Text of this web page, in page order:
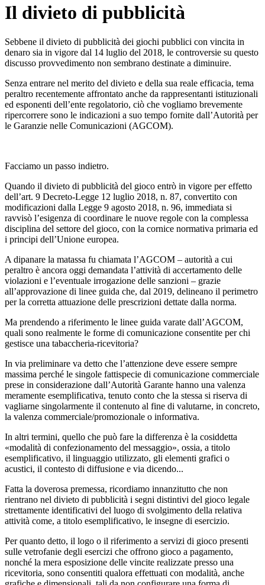
Il divieto di pubblicità
Sebbene il divieto di pubblicità dei giochi pubblici con vincita in
denaro sia in vigore dal 14 luglio del 2018, le controversie su questo
discusso provvedimento non sembrano destinate a diminuire.
Senza entrare nel merito del divieto e della sua reale efficacia, tema
peraltro recentemente affrontato anche da rappresentanti istituzionali
ed esponenti dell’ente regolatorio, ciò che vogliamo brevemente
ripercorrere sono le indicazioni a suo tempo fornite dall’Autorità per
le Garanzie nelle Comunicazioni (AGCOM).
Facciamo un passo indietro.
Quando il divieto di pubblicità del gioco entrò in vigore per effetto
dell’art. 9 Decreto-Legge 12 luglio 2018, n. 87, convertito con
modificazioni dalla Legge 9 agosto 2018, n. 96, immediata si
ravvisò l’esigenza di coordinare le nuove regole con la complessa
disciplina del settore del gioco, con la cornice normativa primaria ed
i principi dell’Unione europea.
A dipanare la matassa fu chiamata l’AGCOM – autorità a cui
peraltro è ancora oggi demandata l’attività di accertamento delle
violazioni e l’eventuale irrogazione delle sanzioni – grazie
all’approvazione di linee guida che, dal 2019, delineano il perimetro
per la corretta attuazione delle prescrizioni dettate dalla norma.
Ma prendendo a riferimento le linee guida varate dall’AGCOM,
quali sono realmente le forme di comunicazione consentite per chi
gestisce una tabaccheria-ricevitoria?
In via preliminare va detto che l’attenzione deve essere sempre
massima perché le singole fattispecie di comunicazione commerciale
prese in considerazione dall’Autorità Garante hanno una valenza
meramente esemplificativa, tenuto conto che la stessa si riserva di
vagliarne singolarmente il contenuto al fine di valutarne, in concreto,
la valenza commerciale/promozionale o informativa.
In altri termini, quello che può fare la differenza è la cosiddetta
«modalità di confezionamento del messaggio», ossia, a titolo
esemplificativo, il linguaggio utilizzato, gli elementi grafici o
acustici, il contesto di diffusione e via dicendo...
Fatta la doverosa premessa, ricordiamo innanzitutto che non
rientrano nel divieto di pubblicità i segni distintivi del gioco legale
strettamente identificativi del luogo di svolgimento della relativa
attività come, a titolo esemplificativo, le insegne di esercizio.
Per quanto detto, il logo o il riferimento a servizi di gioco presenti
sulle vetrofanie degli esercizi che offrono gioco a pagamento,
nonché la mera esposizione delle vincite realizzate presso una
ricevitoria, sono consentiti qualora effettuati con modalità, anche